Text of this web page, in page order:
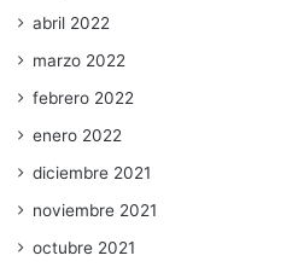
abril 2022
marzo 2022
febrero 2022
enero 2022
diciembre 2021
noviembre 2021
octubre 2021